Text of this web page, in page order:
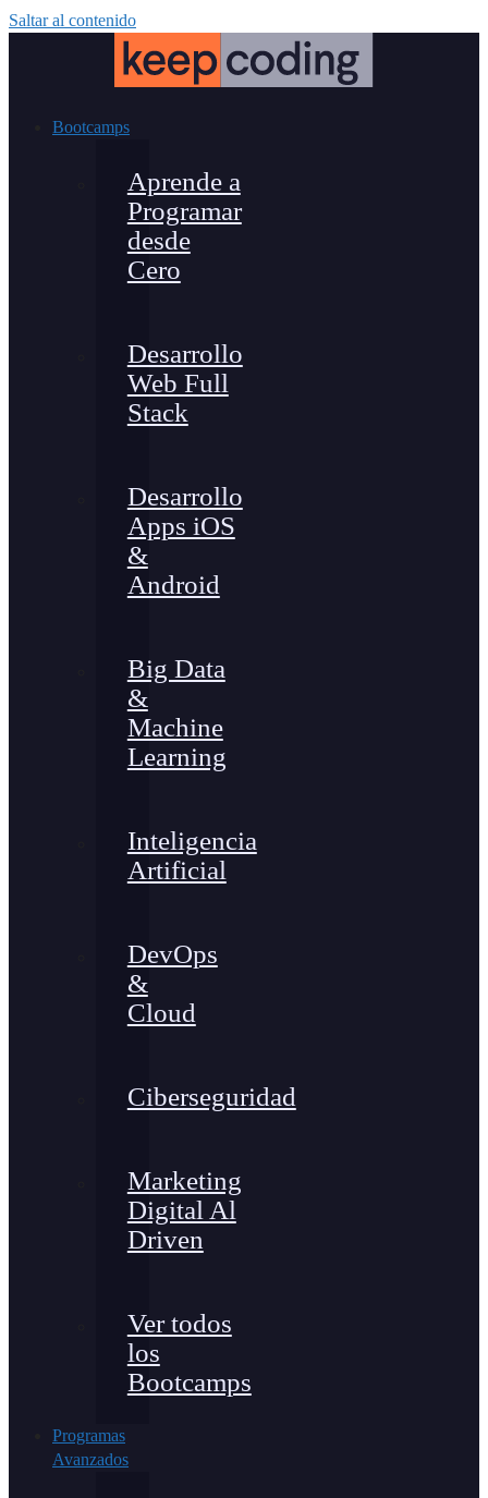
Saltar al contenido
Bootcamps
Aprende a
Programar
desde
Cero
Desarrollo
Web Full
Stack
Desarrollo
Apps iOS
&
Android
Big Data
&
Machine
Learning
Inteligencia
Artificial
DevOps
&
Cloud
Ciberseguridad
Marketing
Digital Al
Driven
Ver todos
los
Bootcamps
Programas
Avanzados